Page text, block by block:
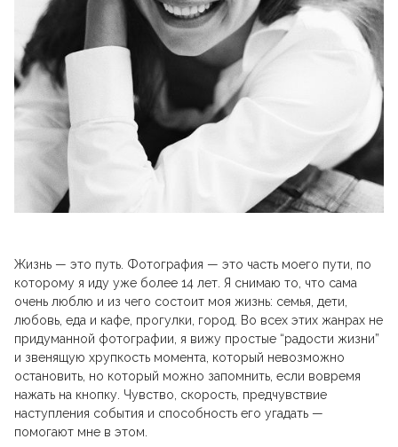
Жизнь — это путь. Фотография — это часть моего пути, по
которому я иду уже более 14 лет. Я снимаю то, что сама
очень люблю и из чего состоит моя жизнь: семья, дети,
любовь, еда и кафе, прогулки, город. Во всех этих жанрах не
придуманной фотографии, я вижу простые “радости жизни”
и звенящую хрупкость момента, который невозможно
остановить, но который можно запомнить, если вовремя
нажать на кнопку. Чувство, скорость, предчувствие
наступления события и способность его угадать —
помогают мне в этом.